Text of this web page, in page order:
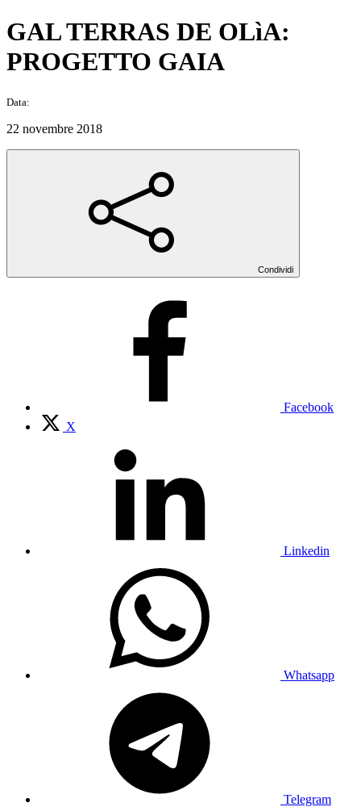
GAL TERRAS DE OLìA:
PROGETTO GAIA
Data:
22 novembre 2018
Condividi
Facebook
X
Linkedin
Whatsapp
Telegram